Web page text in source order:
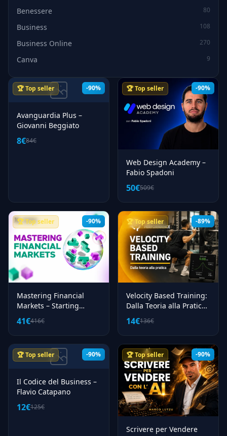
Benessere 80
Business 108
Business Online 270
Canva 9
Casino Online 11
51
Chatgpt 81
Consulenza
Cucina 38
Dieta 56
Disegno 3
Droni 1
Dropshipping 17
8
Ebook
Email Marketing
Etsy 1
Facebook Ads 33
Finanza Personale 82
Fiscalita 52
145
67
-90%
🏆 Top seller
Avanguardia Plus –
Giovanni Beggiato
8€84€
-90%
🏆 Top seller
Web Design Academy –
Fabio Spadoni
50€509€
-90%
🏆 Top seller
Mastering Financial
Markets – Starting
Finance
41€416€
-89%
🏆 Top seller
Velocity Based Training:
Dalla Teoria alla Pratica
– Obiettivo Performance
14€136€
-90%
🏆 Top seller
Il Codice del Business –
Flavio Catapano
12€125€
-90%
🏆 Top seller
Scrivere per Vendere